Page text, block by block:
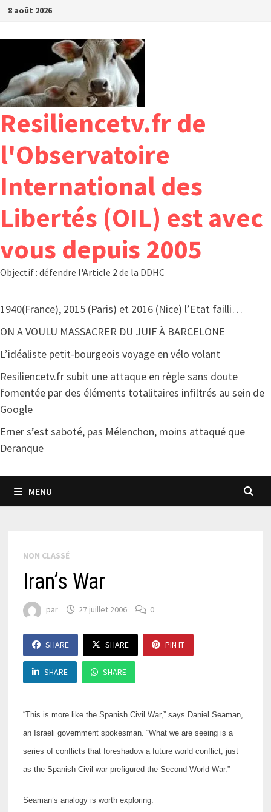
Passer
contenu
8 août 2026
Resiliencetv.fr de
l'Observatoire
International des
Libertés (OIL) est avec
vous depuis 2005
Objectif : défendre l'Article 2 de la DDHC
1940(France), 2015 (Paris) et 2016 (Nice) l’Etat failli…
ON A VOULU MASSACRER DU JUIF À BARCELONE
L’idéaliste petit-bourgeois voyage en vélo volant
Resiliencetv.fr subit une attaque en règle sans doute
fomentée par des éléments totalitaires infiltrés au sein de
Google
Erner s’est saboté, pas Mélenchon, moins attaqué que
Deranque
MENU
NON CLASSÉ
Iran’s War
par 27 juillet 2006 0
SHARE SHARE PIN IT
SHARE SHARE
“This is more like the Spanish Civil War,” says Daniel Seaman,
an Israeli government spokesman. “What we are seeing is a
series of conflicts that foreshadow a future world conflict, just
as the Spanish Civil war prefigured the Second World War.”
Seaman’s analogy is worth exploring.